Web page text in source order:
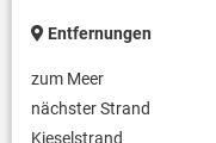
Entfernungen
zum Meer
nächster Strand
Kieselstrand